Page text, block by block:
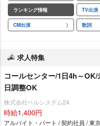
ランキング情報 TV出演
CM出演 歌詞
求人特集
コールセンター/1日4h～
日調整OK
株式会社ベルシステム24
時給1,400円
アルバイト・パート / 契約社員 / 東